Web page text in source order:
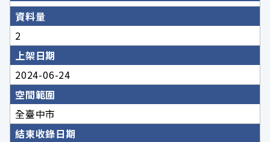
資料量
2
上架日期
2024-06-24
空間範圍
全臺中市
結束收錄日期